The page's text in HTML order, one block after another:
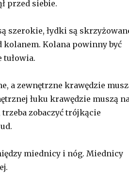
przed siebie.
szerokie, łydki są
kolanem. Kolana powinny być
tułowia.
a zewnętrzne krawędzie
łuku krawędzie muszą
zobaczyć trójkącie
miednicy i nóg. Miednicy